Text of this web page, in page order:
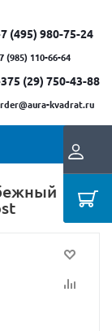
(495) 980-75-24
(985) 110-66-64
(29) ​750-43-88
kvadrat.ru